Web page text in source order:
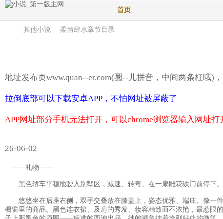
首页
其他小说 柔情肆水章节目录
地址发布页www.quan--er.com(圏--儿拼音，中间两条杠哦)
拉倒底部可以下载安卓APP，不怕网址被屏蔽了
APP网址部分手机无法打开，可以chrome浏览器输入网址打
26-06-02
——礼物——
黑色轿车平稳地驶入别墅区，减速、转弯、在一扇雕花铁门前停下。
悠悠坐在后座右侧，双手交叠放在膝盖上，姿态优雅、端庄。像一
橱窗里的商品。黑色连衣裙、及肩的秀发、妆容精致而不浓艳，最惹眼